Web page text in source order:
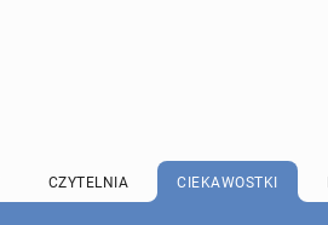
CZYTELNIA CIEKAWOSTKI